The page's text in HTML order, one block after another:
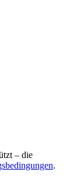
– die
.